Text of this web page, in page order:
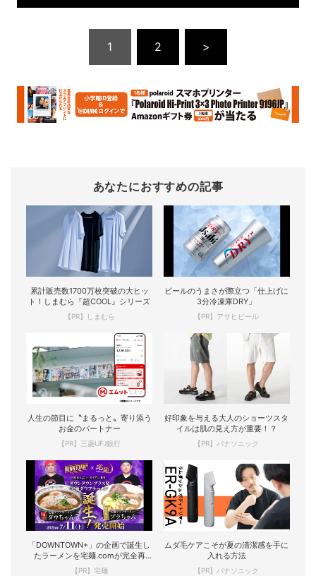
1 2 >
あなたにおすすめの記事
累計販売数1700万枚突破の大ヒッ
ト！しまむら『超COOL』シリーズ
【PR】しまむら
ビールのうまさが際立つ「仕上げに
3分冷凍庫DRY」
【PR】アサヒビール
人生の節目に〝まるっと〟寄り添う
お金のパートナー
【PR】三菱UFJ銀行
好印象を与える大人のショーツスタ
イルは肌の見え方が重要！？
【PR】パナソニック
「DOWNTOWN+」の企画で誕生し
たラーメンを宅麺.comが完全再
現！
【PR】宅麺
ムダ毛ケアこそが夏の清潔感を手に
入れる方法
【PR】パナソニック